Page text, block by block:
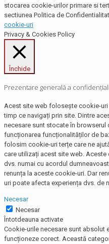
stocarea cookie-urilor primare si
sectiunea Politica de
cookie-uri
Privacy & Cookies Policy
Închide
Prezentare generală a
Acest site web folosește cookie-uri
timp ce navigați prin site. Dintre
necesare sunt stocate în browserul
funcționarea funcționalităților de
folosim cookie-uri terțe care ne
care utilizați acest site web.
dvs. numai cu acordul
renunța la aceste cookie-uri. Dar
uri poate afecta experiența dvs. de
Necesar
Necesar
Întotdeauna activate
Cookie-urile necesare sunt absolut
funcționeze corect. Această